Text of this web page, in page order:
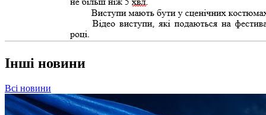
Інші новини
Всі новини